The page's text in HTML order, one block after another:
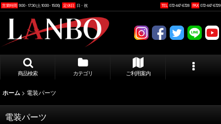
営業時間 9:00 - 17:30 (土10:00 - 15:00) 定休日 日・祝 TEL 072-447-6728 FAX 072-447-6729
商品検索 カテゴリ ご利用案内
ホーム > 電装パーツ
電装パーツ